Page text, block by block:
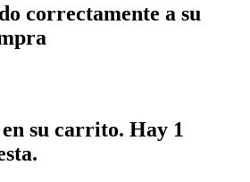
correctamente a su
su carrito. Hay 1